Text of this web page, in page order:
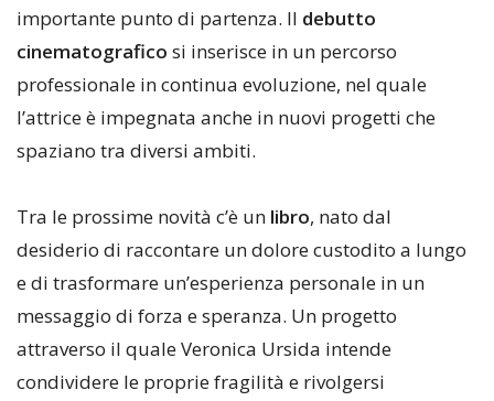
importante punto di partenza. Il debutto
cinematografico si inserisce in un percorso
professionale in continua evoluzione, nel quale
l’attrice è impegnata anche in nuovi progetti che
spaziano tra diversi ambiti.
Tra le prossime novità c’è un libro, nato dal
desiderio di raccontare un dolore custodito a lungo
e di trasformare un’esperienza personale in un
messaggio di forza e speranza. Un progetto
attraverso il quale Veronica Ursida intende
condividere le proprie fragilità e rivolgersi